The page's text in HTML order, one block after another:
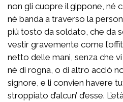
non gli cuopre il gippone, né
né banda a traverso la
più tosto da soldato, che da
vestir gravemente come
netto delle mani, senza che vi
né di rogna, o di altro acciò
signore, e li convien havere
stroppiato d’alcun’ d’esse.